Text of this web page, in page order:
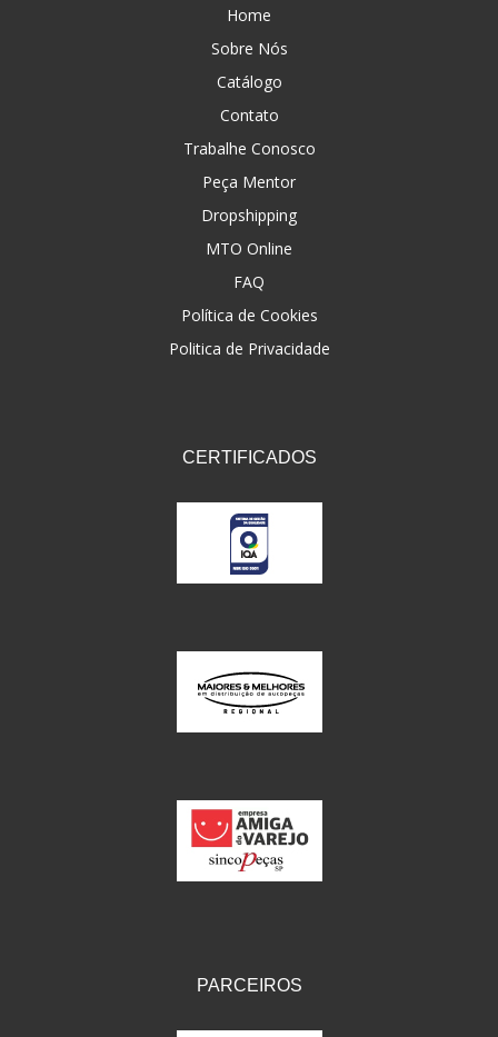
Home
Sobre Nós
Catálogo
Contato
Trabalhe Conosco
Peça Mentor
Dropshipping
MTO Online
FAQ
Política de Cookies
Politica de Privacidade
CERTIFICADOS
PARCEIROS